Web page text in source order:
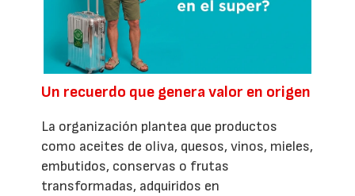
Un recuerdo que genera valor en origen
La organización plantea que productos
como aceites de oliva, quesos, vinos, mieles,
embutidos, conservas o frutas
transformadas, adquiridos en